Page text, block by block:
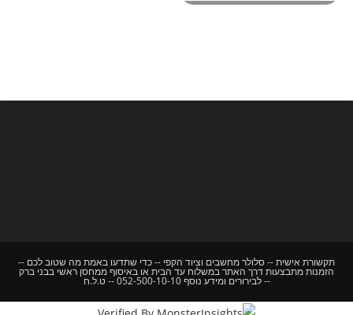
תקשורת אישית -- סלולר מחשבים וציוד הקפי -- כדי שתדעו באמת מה שטוב לכם --
הזמנות מתבצעות דרך האתר במשלוח עד הבית או באיסוף ממחסן ראשי בבני ברק
-- לבירורים ומידע נוסף 052-500-10-10 -- ט.ל.ח